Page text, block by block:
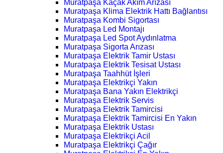
Muratpaşa Kaçak Akım Arızası
Muratpaşa Klima Elektrik Hattı Bağlantısı
Muratpaşa Kombi Sigortası
Muratpaşa Led Montajı
Muratpaşa Led Spot Aydınlatma
Muratpaşa Sigorta Arızası
Muratpaşa Elektrik Tamir Ustası
Muratpaşa Elektrik Tesisat Ustası
Muratpaşa Taahhüt İşleri
Muratpaşa Elektrikçi Yakın
Muratpaşa Bana Yakın Elektrikçi
Muratpaşa Elektrik Servis
Muratpaşa Elektrik Tamircisi
Muratpaşa Elektrik Tamircisi En Yakın
Muratpaşa Elektrik Ustası
Muratpaşa Elektrikçi Acil
Muratpaşa Elektrikçi Çağır